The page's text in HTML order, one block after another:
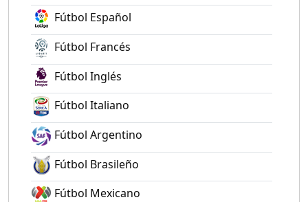
Fútbol Español
Fútbol Francés
Fútbol Inglés
Fútbol Italiano
Fútbol Argentino
Fútbol Brasileño
Fútbol Mexicano